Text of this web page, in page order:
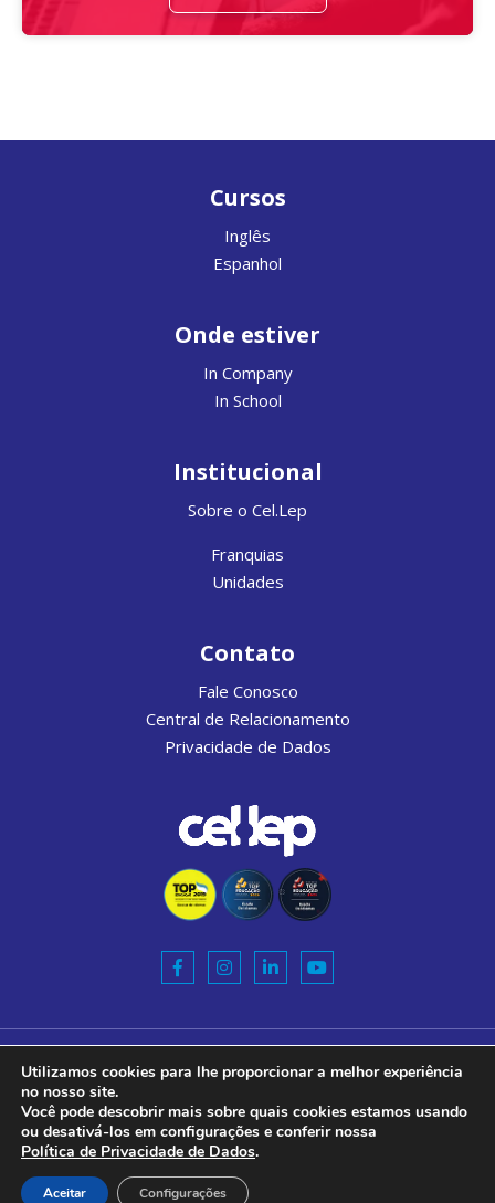
Cursos
Inglês
Espanhol
Onde estiver
In Company
In School
Institucional
Sobre o Cel.Lep
Franquias
Unidades
Contato
Fale Conosco
Central de Relacionamento
Privacidade de Dados
CEL-LEP ENSINO DE IDIOMAS S.A.
CNPJ:
10.772.420/0001-40
Cel.Lep. Todos os direitos reservados.
Utilizamos cookies para lhe proporcionar a melhor experiência
no nosso site.
Você pode descobrir mais sobre quais cookies estamos usando
ou desativá-los em configurações e conferir nossa
Política de Privacidade de Dados.
Aceitar Configurações